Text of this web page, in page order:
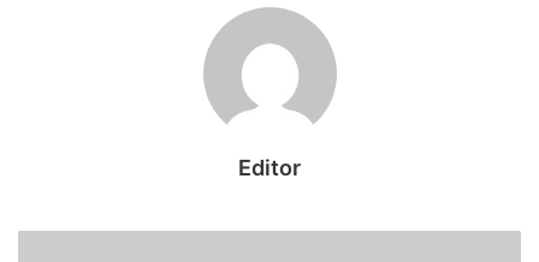
इसमें दो तो छिंदगढ़ व जिला अस्पताल सुकमा में इलाज के दौरान दम तोड़ दिया
है। वहीं गांव में दो छोटे बच्चों की भी मौत चेचक से हो गई उसकी भी ग्रामीणों में
ग्रामीणों का इलाज चल रहा है। लेकिन इलाज के बाद भी ग्रामीणों की मौत हो
लखापारा निवासी बुधरा बुचका (32 वर्ष) को हाथ-पैर में दर्द की शिकायत थी और
Editor